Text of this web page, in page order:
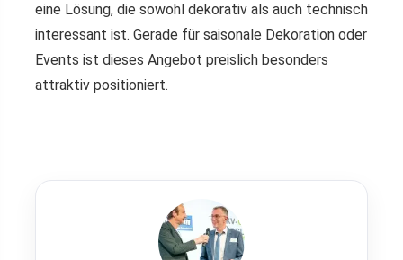
eine Lösung, die sowohl dekorativ als auch technisch
interessant ist. Gerade für saisonale Dekoration oder
Events ist dieses Angebot preislich besonders
attraktiv positioniert.